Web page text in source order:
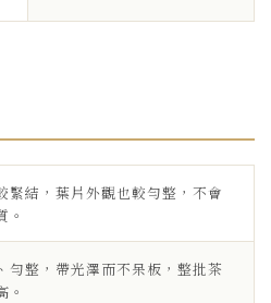
緊結，葉片外觀也較勻整，不會
。
勻整，帶光澤而不呆板，整批茶
。